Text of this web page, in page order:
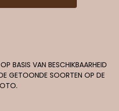
BASIS VAN BESCHIKBAARHEID
GETOONDE SOORTEN OP DE